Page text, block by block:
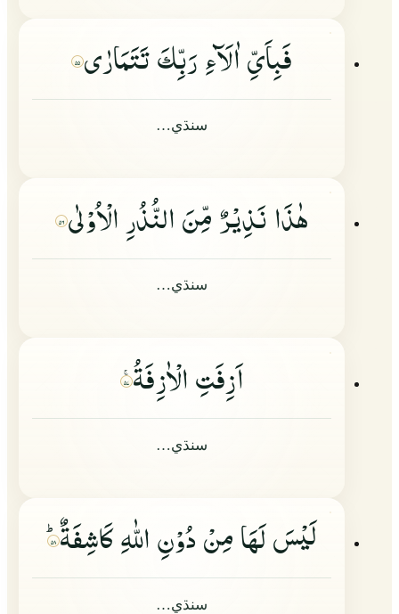
فَبِاَیِّ اٰلَآءِ رَبِّكَ تَتَمَارٰى ۵۵
سنڌي…
هٰذَا نَذِیْرٌ مِّنَ النُّذُرِ الْاُوْلٰى ۵۶
سنڌي…
اَزِفَتِ الْاٰزِفَةُ ۵۷
سنڌي…
لَیْسَ لَهَا مِنْ دُوْنِ اللّٰهِ كَاشِفَةٌؕ ۵۸
سنڌي…